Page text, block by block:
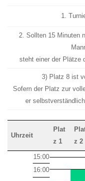
1.
2. Sollten 15 Minuten
steht einer der Plätze
3) Platz 8 ist
Sofern der Platz zur
er
Uhrzeit
Plat
z 1
z 2
15:00
16:00